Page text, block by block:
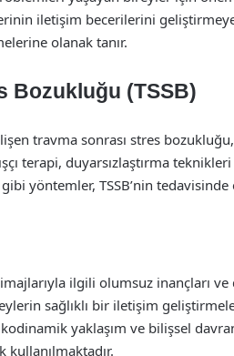
iletişim becerilerini
olanak tanır.
Bozukluğu (TSSB)
travma sonrası stres
terapi, duyarsızlaştırma
yöntemler, TSSB’nin
ilgili olumsuz inançları ve
sağlıklı bir iletişim
yaklaşım ve bilişsel
kullanılmaktadır.